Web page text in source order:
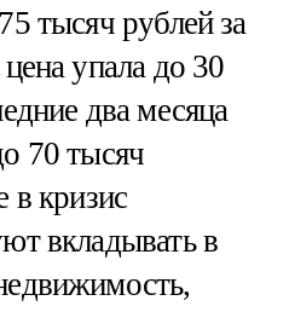
тысяч рублей за
упала до 30
два месяца
70 тысяч
в кризис
вкладывать в